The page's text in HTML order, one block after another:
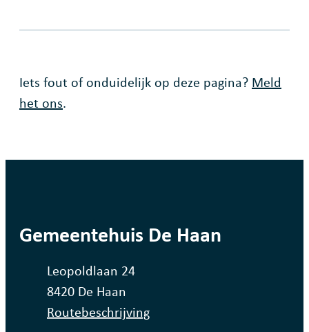
Fout op deze pagina
Iets fout of onduidelijk op deze pagina? Meld
het ons.
contact
Gemeentehuis De Haan
AdresLeopoldlaan 24
,8420 De Haan
Routebeschrijving